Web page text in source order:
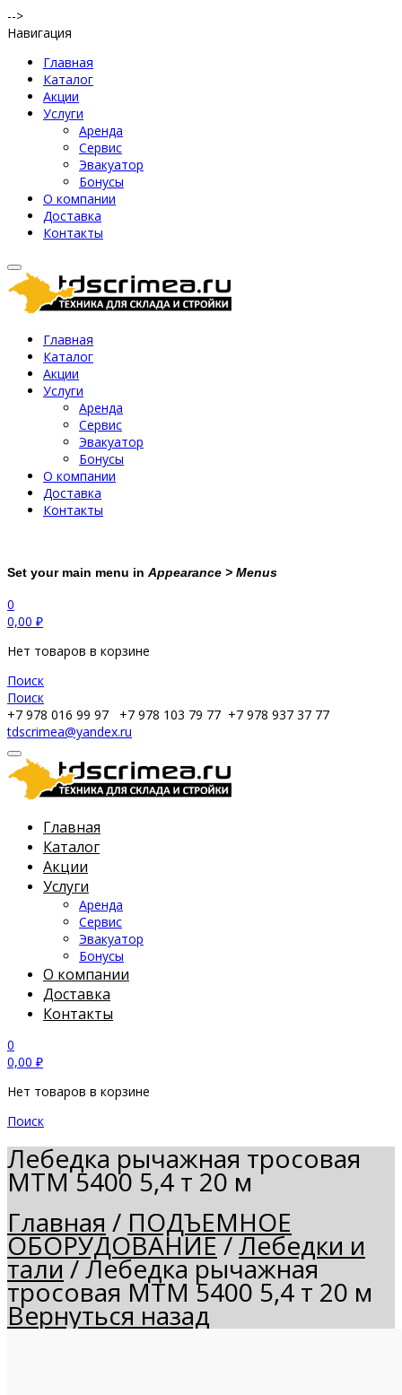
-->
Навигация
Главная
Каталог
Акции
Услуги
Аренда
Сервис
Эвакуатор
Бонусы
О компании
Доставка
Контакты
Главная
Каталог
Акции
Услуги
Аренда
Сервис
Эвакуатор
Бонусы
О компании
Доставка
Контакты
Set your main menu in Appearance > Menus
0
0,00 ₽
Нет товаров в корзине
Поиск
Поиск
+7 978 016 99 97
+7 978 103 79 77 +7 978 937 37 77
tdscrimea@yandex.ru
Главная
Каталог
Акции
Услуги
Аренда
Сервис
Эвакуатор
Бонусы
О компании
Доставка
Контакты
0
0,00 ₽
Нет товаров в корзине
Поиск
Лебедка рычажная тросовая
МТМ 5400 5,4 т 20 м
Главная / ПОДЪЕМНОЕ
ОБОРУДОВАНИЕ/Лебедки и
тали/Лебедка рычажная
тросовая МТМ 5400 5,4 т 20 м
Вернуться назад